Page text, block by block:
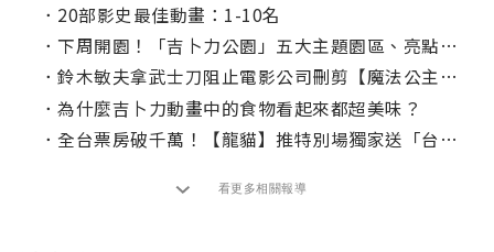
． 20部影史最佳動畫：1-10名
． 下周開園！「吉卜力公園」五大主題園區、亮點整理
． 鈴木敏夫拿武士刀阻止電影公司刪剪【魔法公主】！《吉卜力電影完全指南》揭密電影幕後
． 為什麼吉卜力動畫中的食物看起來都超美味？
． 全台票房破千萬！【龍貓】推特別場獨家送「台灣限定紀念徽章」
看更多相關報導